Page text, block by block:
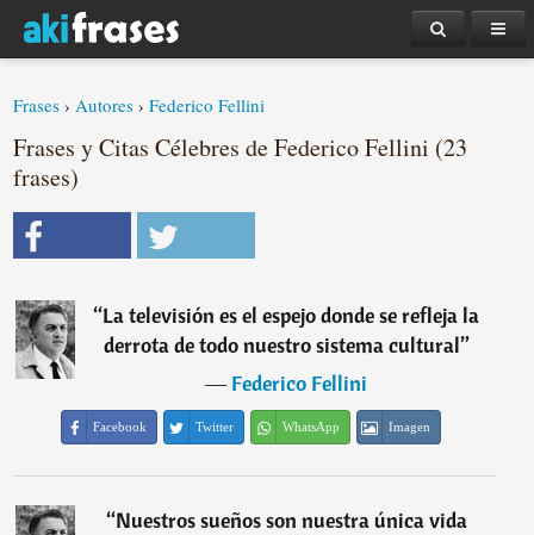
Frases ›Autores ›Federico Fellini
Frases y Citas Célebres de Federico Fellini (23
frases)
“La televisión es el espejo donde se refleja la
derrota de todo nuestro sistema cultural”
―Federico Fellini
Facebook Twitter WhatsApp Imagen
“Nuestros sueños son nuestra única vida